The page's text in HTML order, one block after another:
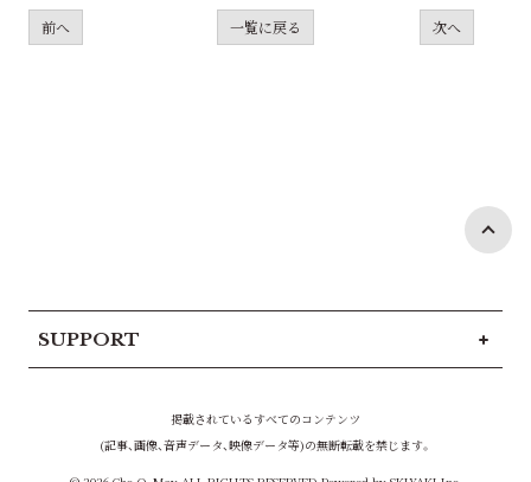
前へ 一覧に戻る 次へ
SUPPORT
掲載されているすべてのコンテンツ
(記事、画像、音声データ、映像データ等)の無断転載を禁じます。